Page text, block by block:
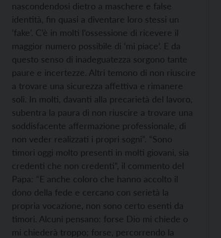
nascondendosi dietro a maschere e false
identità, fin quasi a diventare loro stessi un
‘fake’. C’è in molti l’ossessione di ricevere il
maggior numero possibile di ‘mi piace’. E da
questo senso di inadeguatezza sorgono tante
paure e incertezze. Altri temono di non riuscire
a trovare una sicurezza affettiva e rimanere
soli. In molti, davanti alla precarietà del lavoro,
subentra la paura di non riuscire a trovare una
soddisfacente affermazione professionale, di
non veder realizzati i propri sogni”. “Sono
timori oggi molto presenti in molti giovani, sia
credenti che non credenti”, il commento del
Papa: “E anche coloro che hanno accolto il
dono della fede e cercano con serietà la
propria vocazione, non sono certo esenti da
timori. Alcuni pensano: forse Dio mi chiede o
mi chiederà troppo; forse, percorrendo la